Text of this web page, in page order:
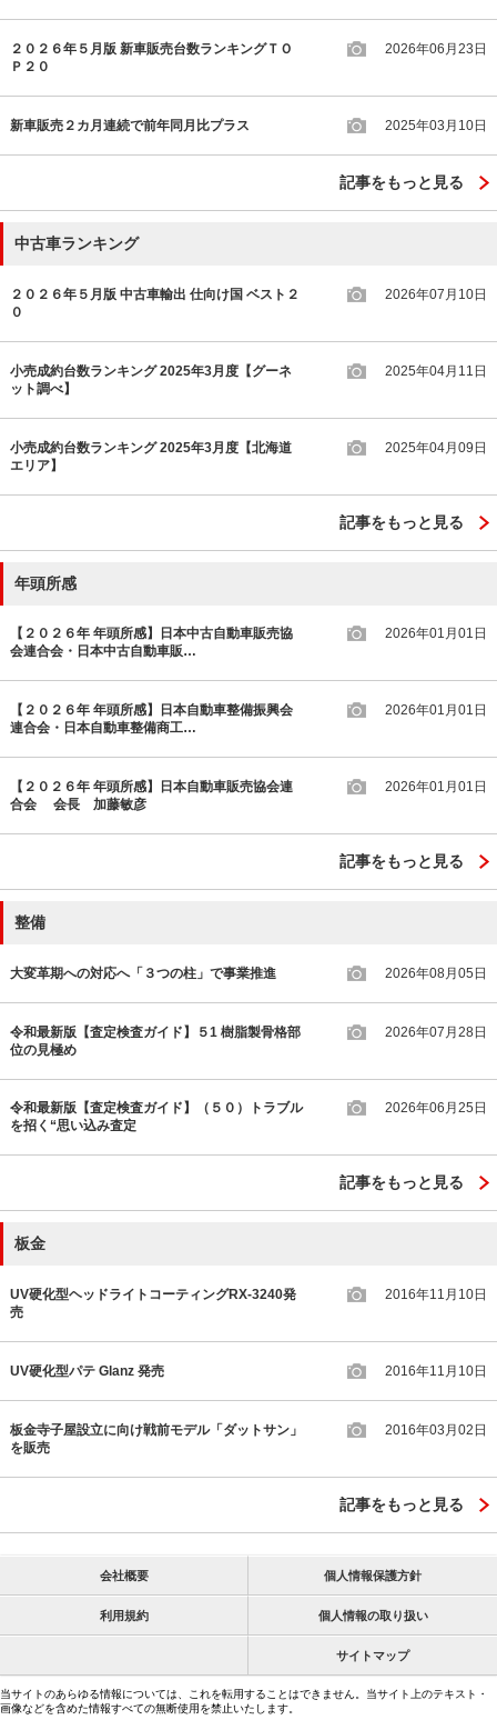
２０２６年５月版 新車販売台数ランキングＴＯ
Ｐ２０
2026年06月23日
新車販売２カ月連続で前年同月比プラス 2025年03月10日
記事をもっと見る
中古車ランキング
２０２６年５月版 中古車輸出 仕向け国 ベスト２
０
2026年07月10日
小売成約台数ランキング 2025年3月度【グーネ
ット調べ】
2025年04月11日
小売成約台数ランキング 2025年3月度【北海道
エリア】
2025年04月09日
記事をもっと見る
年頭所感
【２０２６年 年頭所感】日本中古自動車販売協
会連合会・日本中古自動車販…
2026年01月01日
【２０２６年 年頭所感】日本自動車整備振興会
連合会・日本自動車整備商工…
2026年01月01日
【２０２６年 年頭所感】日本自動車販売協会連
合会 会長 加藤敏彦
2026年01月01日
記事をもっと見る
整備
大変革期への対応へ「３つの柱」で事業推進 2026年08月05日
令和最新版【査定検査ガイド】５1 樹脂製骨格部
位の見極め
2026年07月28日
令和最新版【査定検査ガイド】（５０）トラブル
を招く“思い込み査定
2026年06月25日
記事をもっと見る
板金
UV硬化型ヘッドライトコーティングRX-3240発
売
2016年11月10日
UV硬化型パテ Glanz 発売 2016年11月10日
板金寺子屋設立に向け戦前モデル「ダットサン」
を販売
2016年03月02日
記事をもっと見る
会社概要 個人情報保護方針
利用規約 個人情報の取り扱い
サイトマップ
当サイトのあらゆる情報については、これを転用することはできません。当サイト上のテキスト・
画像などを含めた情報すべての無断使用を禁止いたします。